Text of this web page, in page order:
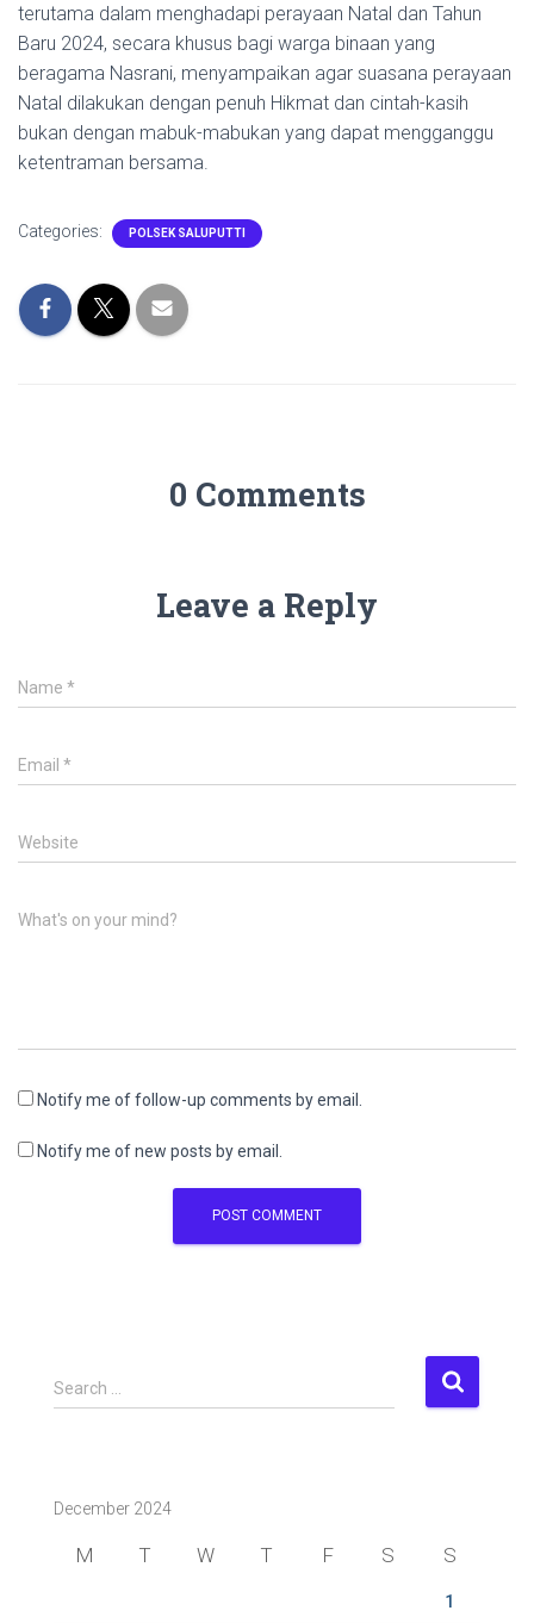
terutama dalam menghadapi perayaan Natal dan Tahun
Baru 2024, secara khusus bagi warga binaan yang
beragama Nasrani, menyampaikan agar suasana perayaan
Natal dilakukan dengan penuh Hikmat dan cintah-kasih
bukan dengan mabuk-mabukan yang dapat mengganggu
ketentraman bersama.
Categories: POLSEK SALUPUTTI
0 Comments
Leave a Reply
Name *
Email *
Website
What's on your mind?
Notify me of follow-up comments by email.
Notify me of new posts by email.
S
e
h
Search …
December 2024
M T W T F S S
1